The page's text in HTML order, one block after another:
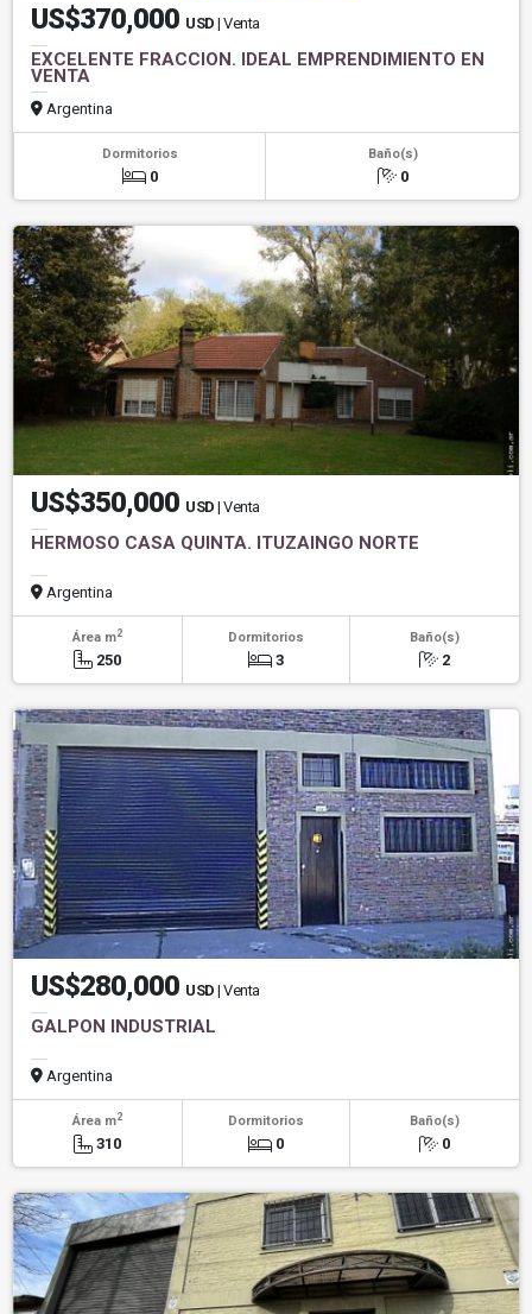
US$370,000 USD | Venta
EXCELENTE FRACCION. IDEAL EMPRENDIMIENTO EN
VENTA
Argentina
Dormitorios
0
Baño(s)
0
US$350,000 USD | Venta
HERMOSO CASA QUINTA. ITUZAINGO NORTE
Argentina
Área m2
250
Dormitorios
3
Baño(s)
2
US$280,000 USD | Venta
GALPON INDUSTRIAL
Argentina
Área m2
310
Dormitorios
0
Baño(s)
0